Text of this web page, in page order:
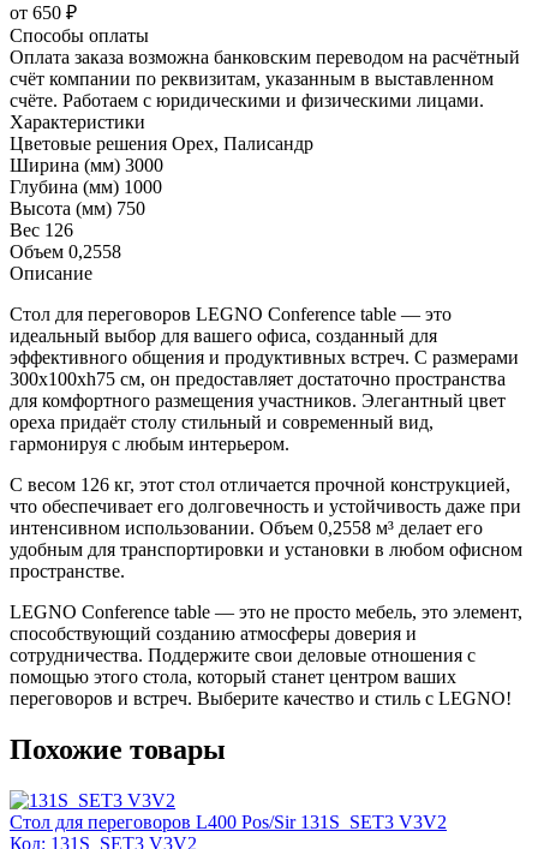
от 650 ₽
Способы оплаты
Оплата заказа возможна банковским переводом на расчётный
счёт компании по реквизитам, указанным в выставленном
счёте. Работаем с юридическими и физическими лицами.
Характеристики
Цветовые решения Орех, Палисандр
Ширина (мм) 3000
Глубина (мм) 1000
Высота (мм) 750
Вес 126
Объем 0,2558
Описание
Стол для переговоров LEGNO Conference table — это
идеальный выбор для вашего офиса, созданный для
эффективного общения и продуктивных встреч. С размерами
300x100xh75 см, он предоставляет достаточно пространства
для комфортного размещения участников. Элегантный цвет
ореха придаёт столу стильный и современный вид,
гармонируя с любым интерьером.
С весом 126 кг, этот стол отличается прочной конструкцией,
что обеспечивает его долговечность и устойчивость даже при
интенсивном использовании. Объем 0,2558 м³ делает его
удобным для транспортировки и установки в любом офисном
пространстве.
LEGNO Conference table — это не просто мебель, это элемент,
способствующий созданию атмосферы доверия и
сотрудничества. Поддержите свои деловые отношения с
помощью этого стола, который станет центром ваших
переговоров и встреч. Выберите качество и стиль с LEGNO!
Похожие товары
Стол для переговоров L400 Pos/Sir 131S_SET3 V3V2
Код: 131S_SET3 V3V2